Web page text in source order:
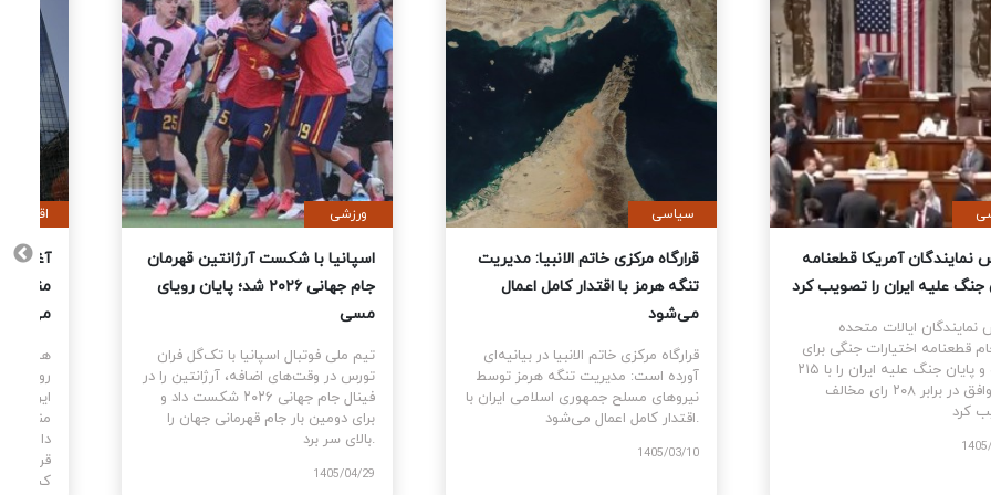
سیاسی
مجلس نمایندگان آمریکا قطعنامه
پایان جنگ علیه ایران را تصویب کرد
مجلس نمایندگان ایالات متحده
سرانجام قطعنامه اختیارات جنگی برای
توقف و پایان جنگ علیه ایران را با ۲۱۵
رای موافق در برابر ۲۰۸ رای مخالف
سیاسی
قرارگاه مرکزی خاتم الانبیا: مدیریت
تنگه هرمز با اقتدار کامل اعمال
قرارگاه مرکزی خاتم الانبیا در بیانیه‌ای
آورده است: مدیریت تنگه هرمز توسط
نیروهای مسلح جمهوری اسلامی ایران با
اقتدار کامل اعمال می‌شود.
ورزشی
اسپانیا با شکست آرژانتین قهرمان
جام جهانی ۲۰۲۶ شد؛ پایان رویای
تیم ملی فوتبال اسپانیا با تک‌گل فران
تورس در وقت‌های اضافه، آرژانتین را در
فینال جام جهانی ۲۰۲۶ شکست داد و
برای دومین بار جام قهرمانی جهان را